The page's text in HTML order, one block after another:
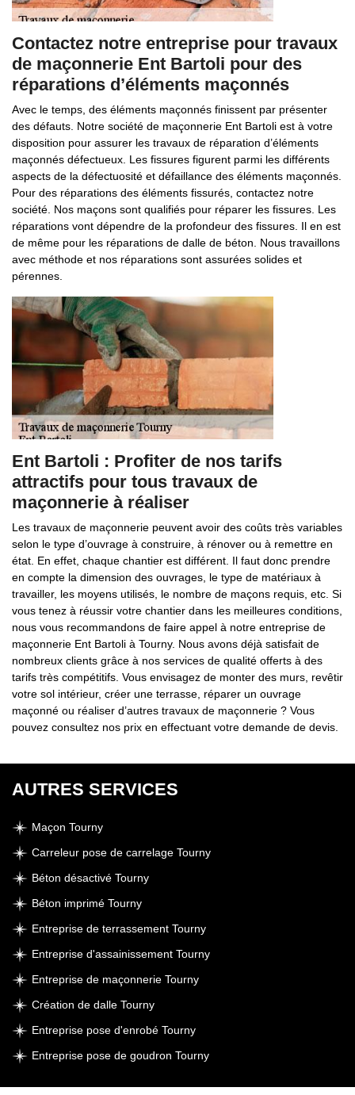
Contactez notre entreprise pour travaux
de maçonnerie Ent Bartoli pour des
réparations d’éléments maçonnés
Avec le temps, des éléments maçonnés finissent par présenter
des défauts. Notre société de maçonnerie Ent Bartoli est à votre
disposition pour assurer les travaux de réparation d’éléments
maçonnés défectueux. Les fissures figurent parmi les différents
aspects de la défectuosité et défaillance des éléments maçonnés.
Pour des réparations des éléments fissurés, contactez notre
société. Nos maçons sont qualifiés pour réparer les fissures. Les
réparations vont dépendre de la profondeur des fissures. Il en est
de même pour les réparations de dalle de béton. Nous travaillons
avec méthode et nos réparations sont assurées solides et
pérennes.
Ent Bartoli : Profiter de nos tarifs
attractifs pour tous travaux de
maçonnerie à réaliser
Les travaux de maçonnerie peuvent avoir des coûts très variables
selon le type d’ouvrage à construire, à rénover ou à remettre en
état. En effet, chaque chantier est différent. Il faut donc prendre
en compte la dimension des ouvrages, le type de matériaux à
travailler, les moyens utilisés, le nombre de maçons requis, etc. Si
vous tenez à réussir votre chantier dans les meilleures conditions,
nous vous recommandons de faire appel à notre entreprise de
maçonnerie Ent Bartoli à Tourny. Nous avons déjà satisfait de
nombreux clients grâce à nos services de qualité offerts à des
tarifs très compétitifs. Vous envisagez de monter des murs, revêtir
votre sol intérieur, créer une terrasse, réparer un ouvrage
maçonné ou réaliser d’autres travaux de maçonnerie ? Vous
pouvez consultez nos prix en effectuant votre demande de devis.
AUTRES SERVICES
Maçon Tourny
Carreleur pose de carrelage Tourny
Béton désactivé Tourny
Béton imprimé Tourny
Entreprise de terrassement Tourny
Entreprise d'assainissement Tourny
Entreprise de maçonnerie Tourny
Création de dalle Tourny
Entreprise pose d'enrobé Tourny
Entreprise pose de goudron Tourny